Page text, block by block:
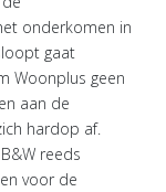
onderkomen in
gaat
Woonplus geen
aan de
hardop af.
reeds
voor de